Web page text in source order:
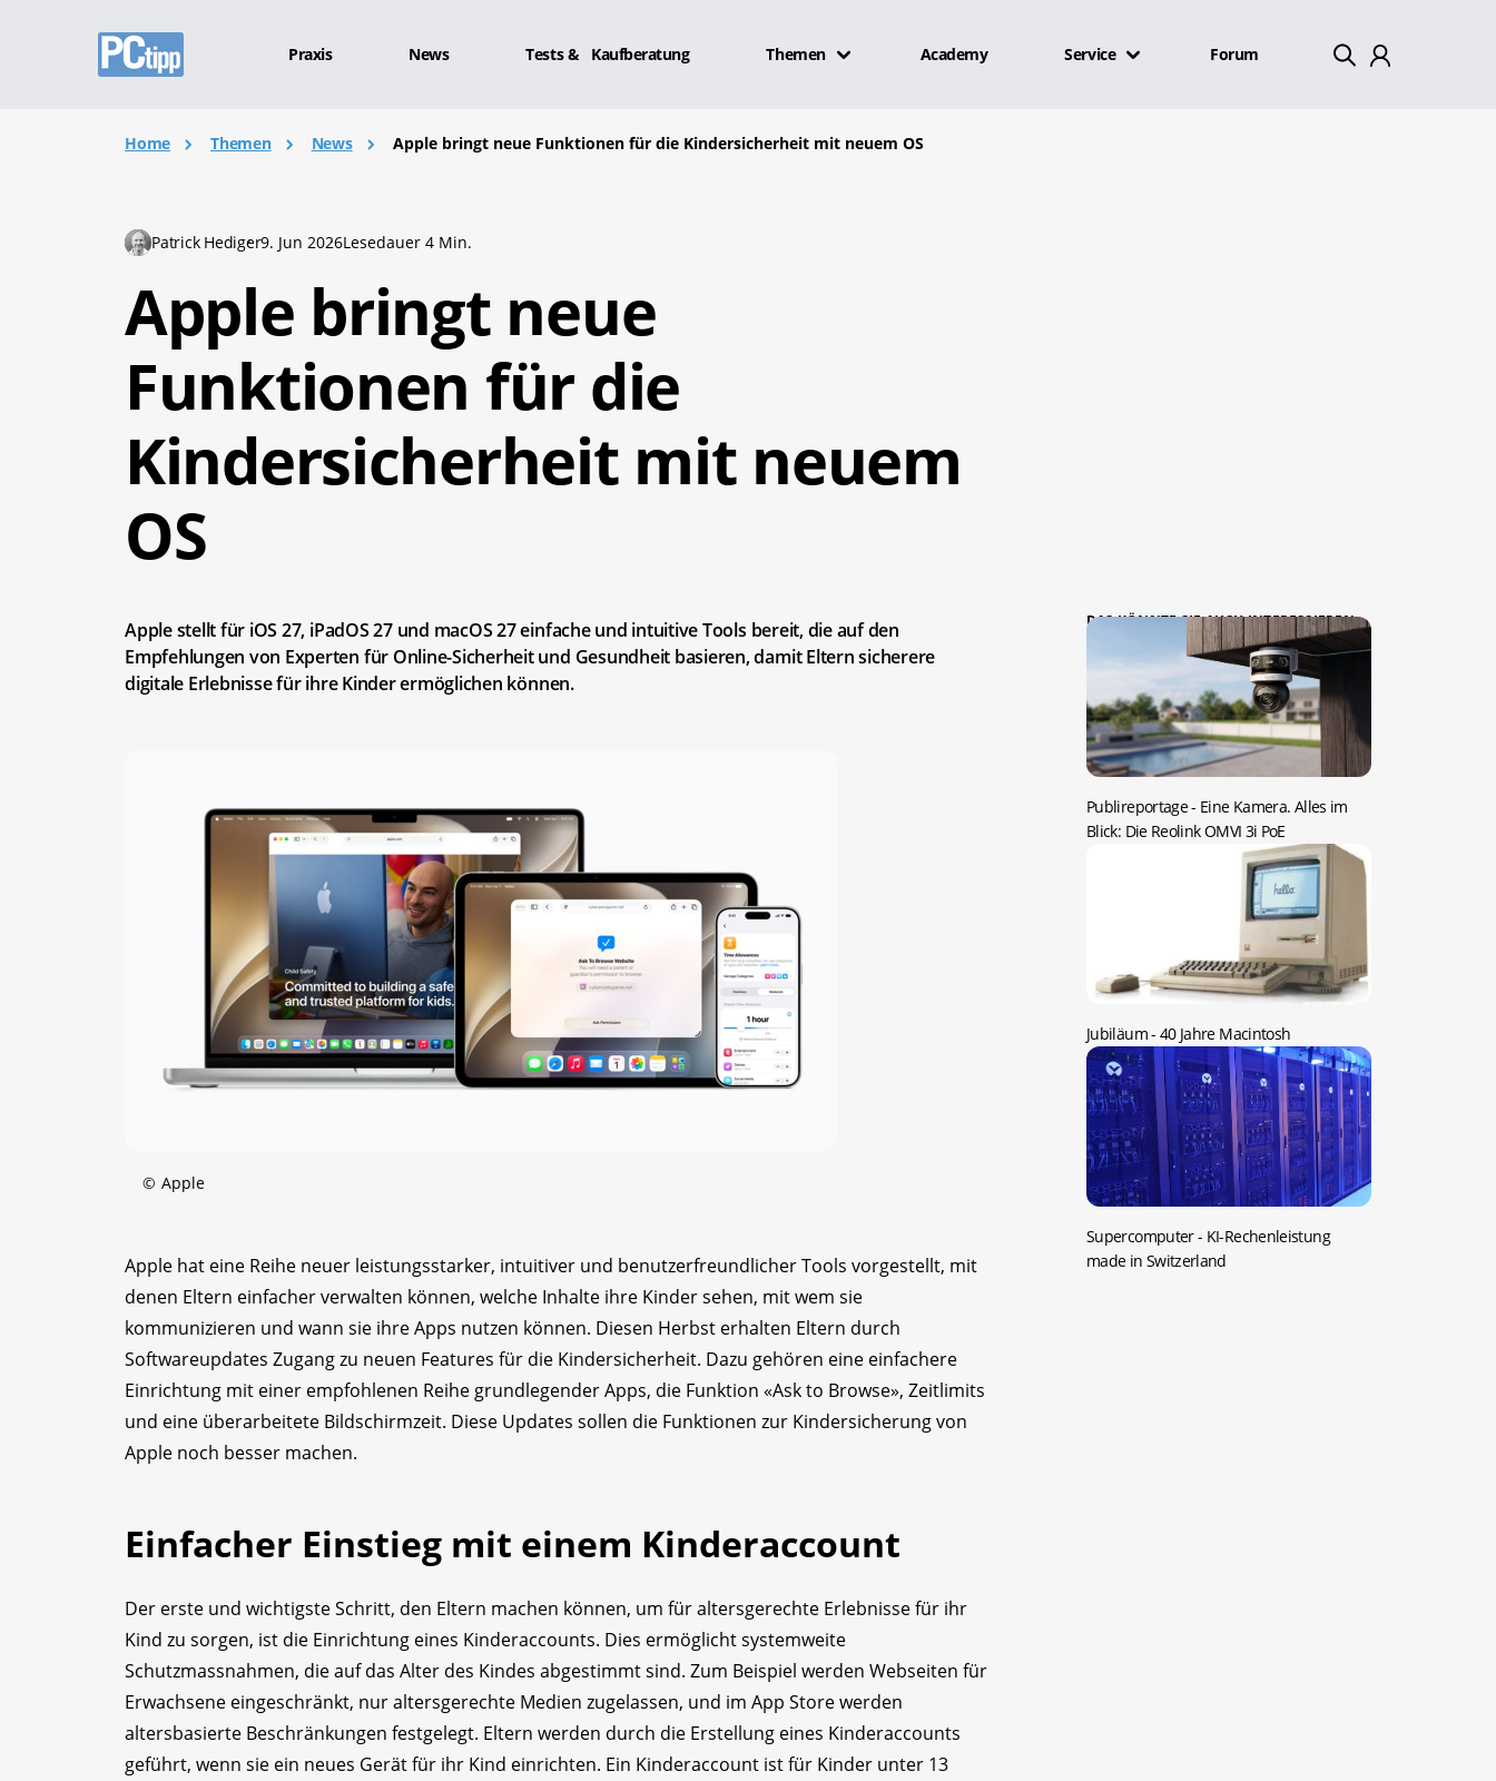
Praxis News Tests & Kaufberatung Themen Academy Service Forum
Home Themen News Apple bringt neue Funktionen für die Kindersicherheit mit neuem OS
Patrick Hediger9. Jun 2026Lesedauer 4 Min.
Apple bringt neue
Funktionen für die
Kindersicherheit mit neuem
OS
Apple stellt für iOS 27, iPadOS 27 und macOS 27 einfache und intuitive Tools bereit, die auf den
Empfehlungen von Experten für Online-Sicherheit und Gesundheit basieren, damit Eltern sicherere
digitale Erlebnisse für ihre Kinder ermöglichen können.
© Apple
Apple hat eine Reihe neuer leistungsstarker, intuitiver und benutzerfreundlicher Tools vorgestellt, mit
denen Eltern einfacher verwalten können, welche Inhalte ihre Kinder sehen, mit wem sie
kommunizieren und wann sie ihre Apps nutzen können. Diesen Herbst erhalten Eltern durch
Softwareupdates Zugang zu neuen Features für die Kindersicherheit. Dazu gehören eine einfachere
Einrichtung mit einer empfohlenen Reihe grundlegender Apps, die Funktion «Ask to Browse», Zeitlimits
und eine überarbeitete Bildschirmzeit. Diese Updates sollen die Funktionen zur Kindersicherung von
Apple noch besser machen.
Einfacher Einstieg mit einem Kinderaccount
Der erste und wichtigste Schritt, den Eltern machen können, um für alters­gerechte Erlebnisse für ihr
Kind zu sorgen, ist die Einrichtung eines Kinder­accounts. Dies ermöglicht systemweite
Schutzmassnahmen, die auf das Alter des Kindes abgestimmt sind. Zum Beispiel werden Webseiten für
Erwachsene eingeschränkt, nur altersgerechte Medien zugelassen, und im App Store werden
altersbasierte Beschränkungen festgelegt. Eltern werden durch die Erstellung eines Kinderaccounts
geführt, wenn sie ein neues Gerät für ihr Kind einrichten. Ein Kinderaccount ist für Kinder unter 13
DAS KÖNNTE SIE AUCH INTERESSIEREN:
Publireportage - Eine Kamera. Alles im
Blick: Die Reolink OMVI 3i PoE
Jubiläum - 40 Jahre Macintosh
Supercomputer - KI-Rechenleistung
made in Switzerland